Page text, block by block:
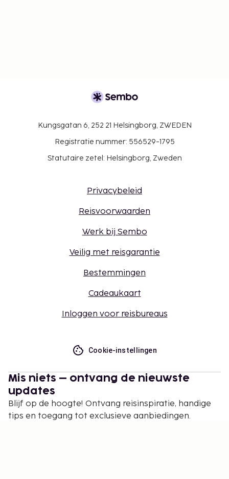
Kungsgatan 6, 252 21 Helsingborg, ZWEDEN
Registratie nummer: 556529-1795
Statutaire zetel: Helsingborg, Zweden
Privacybeleid
Reisvoorwaarden
Werk bij Sembo
Veilig met reisgarantie
Bestemmingen
Cadeaukaart
Inloggen voor reisbureaus
Cookie-instellingen
Mis niets – ontvang de nieuwste
updates
Blijf op de hoogte! Ontvang reisinspiratie, handige
tips en toegang tot exclusieve aanbiedingen.